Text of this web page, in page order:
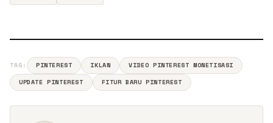
TAG: PINTEREST IKLAN
VIDEO PINTEREST MONETISASI
UPDATE PINTEREST
FITUR BARU PINTEREST